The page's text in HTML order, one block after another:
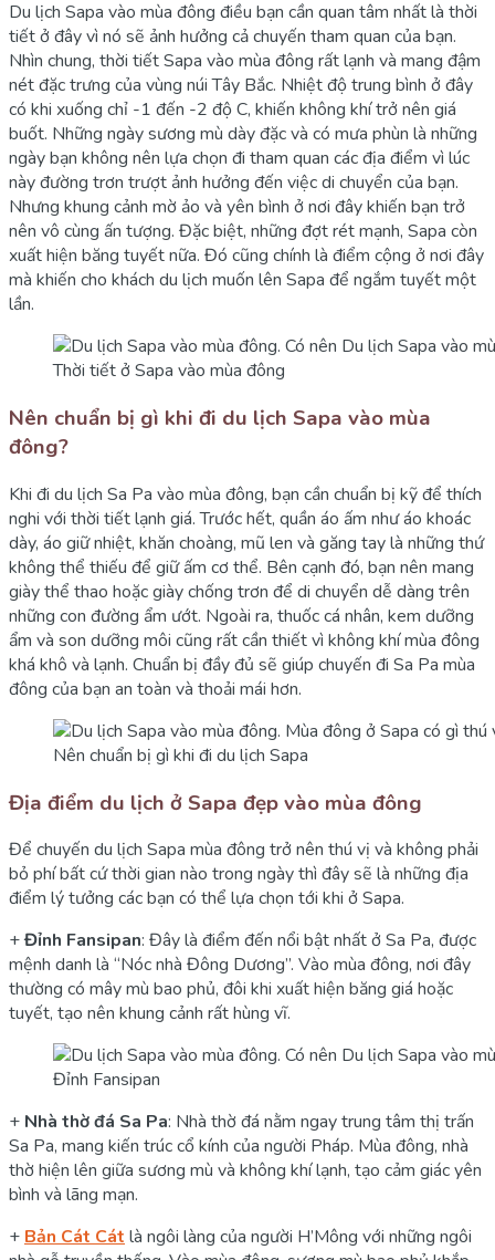
Du lịch Sapa vào mùa đông điều bạn cần quan tâm nhất là thời
tiết ở đây vì nó sẽ ảnh hưởng cả chuyến tham quan của bạn.
Nhìn chung, thời tiết Sapa vào mùa đông rất lạnh và mang đậm
nét đặc trưng của vùng núi Tây Bắc. Nhiệt độ trung bình ở đây
có khi xuống chỉ -1 đến -2 độ C, khiến không khí trở nên giá
buốt. Những ngày sương mù dày đặc và có mưa phùn là những
ngày bạn không nên lựa chọn đi tham quan các địa điểm vì lúc
này đường trơn trượt ảnh hưởng đến việc di chuyển của bạn.
Nhưng khung cảnh mờ ảo và yên bình ở nơi đây khiến bạn trở
nên vô cùng ấn tượng. Đặc biệt, những đợt rét mạnh, Sapa còn
xuất hiện băng tuyết nữa. Đó cũng chính là điểm cộng ở nơi đây
mà khiến cho khách du lịch muốn lên Sapa để ngắm tuyết một
lần.
Thời tiết ở Sapa vào mùa đông
Nên chuẩn bị gì khi đi du lịch Sapa vào mùa
đông?
Khi đi du lịch Sa Pa vào mùa đông, bạn cần chuẩn bị kỹ để thích
nghi với thời tiết lạnh giá. Trước hết, quần áo ấm như áo khoác
dày, áo giữ nhiệt, khăn choàng, mũ len và găng tay là những thứ
không thể thiếu để giữ ấm cơ thể. Bên cạnh đó, bạn nên mang
giày thể thao hoặc giày chống trơn để di chuyển dễ dàng trên
những con đường ẩm ướt. Ngoài ra, thuốc cá nhân, kem dưỡng
ẩm và son dưỡng môi cũng rất cần thiết vì không khí mùa đông
khá khô và lạnh. Chuẩn bị đầy đủ sẽ giúp chuyến đi Sa Pa mùa
đông của bạn an toàn và thoải mái hơn.
Nên chuẩn bị gì khi đi du lịch Sapa
Địa điểm du lịch ở Sapa đẹp vào mùa đông
Để chuyến du lịch Sapa mùa đông trở nên thú vị và không phải
bỏ phí bất cứ thời gian nào trong ngày thì đây sẽ là những địa
điểm lý tưởng các bạn có thể lựa chọn tới khi ở Sapa.
+Đỉnh Fansipan: Đây là điểm đến nổi bật nhất ở Sa Pa, được
mệnh danh là “Nóc nhà Đông Dương”. Vào mùa đông, nơi đây
thường có mây mù bao phủ, đôi khi xuất hiện băng giá hoặc
tuyết, tạo nên khung cảnh rất hùng vĩ.
Đỉnh Fansipan
+ Nhà thờ đá Sa Pa: Nhà thờ đá nằm ngay trung tâm thị trấn
Sa Pa, mang kiến trúc cổ kính của người Pháp. Mùa đông, nhà
thờ hiện lên giữa sương mù và không khí lạnh, tạo cảm giác yên
bình và lãng mạn.
+ Bản Cát Cát là ngôi làng của người H’Mông với những ngôi